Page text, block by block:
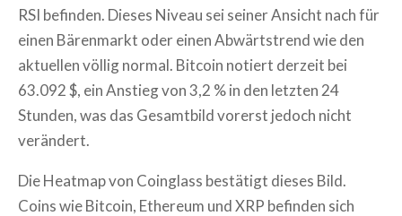
RSI befinden. Dieses Niveau sei seiner Ansicht nach für
einen Bärenmarkt oder einen Abwärtstrend wie den
aktuellen völlig normal. Bitcoin notiert derzeit bei
63.092 $, ein Anstieg von 3,2 % in den letzten 24
Stunden, was das Gesamtbild vorerst jedoch nicht
verändert.
Die Heatmap von Coinglass bestätigt dieses Bild.
Coins wie Bitcoin, Ethereum und XRP befinden sich